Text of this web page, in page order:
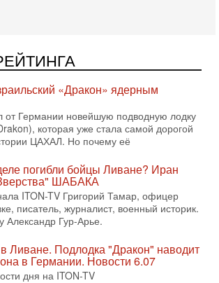
дверей: о чём на самом деле
Нетаньяху?
министра Израиля Биньямина
его встреча с Дональдом Трампом
чем ответов. Полная
на Нетаниягу! Трамп не
но КСИР готовит взрыв!
ITON-TV СЕРГЕЙ МИГДАЛЬ, эксперт
офицер запаса
полиции Израиля, автор
ХАМАСа - НОВОСТИ
США Дональд Трамп заявил о
соглашения о полном
и других вооруженных группировок в
«Дракон» ядерным
от Германии новейшую подводную лодку
которая уже стала самой дорогой
ЦАХАЛ. Но почему её
погибли бойцы Ливане? Иран
ШАБАКА
ITON-TV Григорий Тамар, офицер
писатель, журналист, военный историк.
Александр Гур-Арье.
Ливане. Подлодка "Дракон" наводит
в Германии. Новости 6.07
дня на ITON-TV